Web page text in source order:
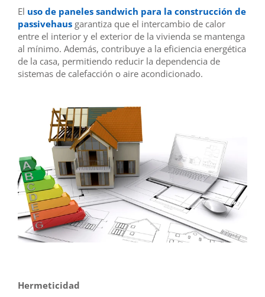
El uso de paneles sandwich para la construcción de
passivehaus garantiza que el intercambio de calor
entre el interior y el exterior de la vivienda se mantenga
al mínimo. Además, contribuye a la eficiencia energética
de la casa, permitiendo reducir la dependencia de
sistemas de calefacción o aire acondicionado.
Hermeticidad